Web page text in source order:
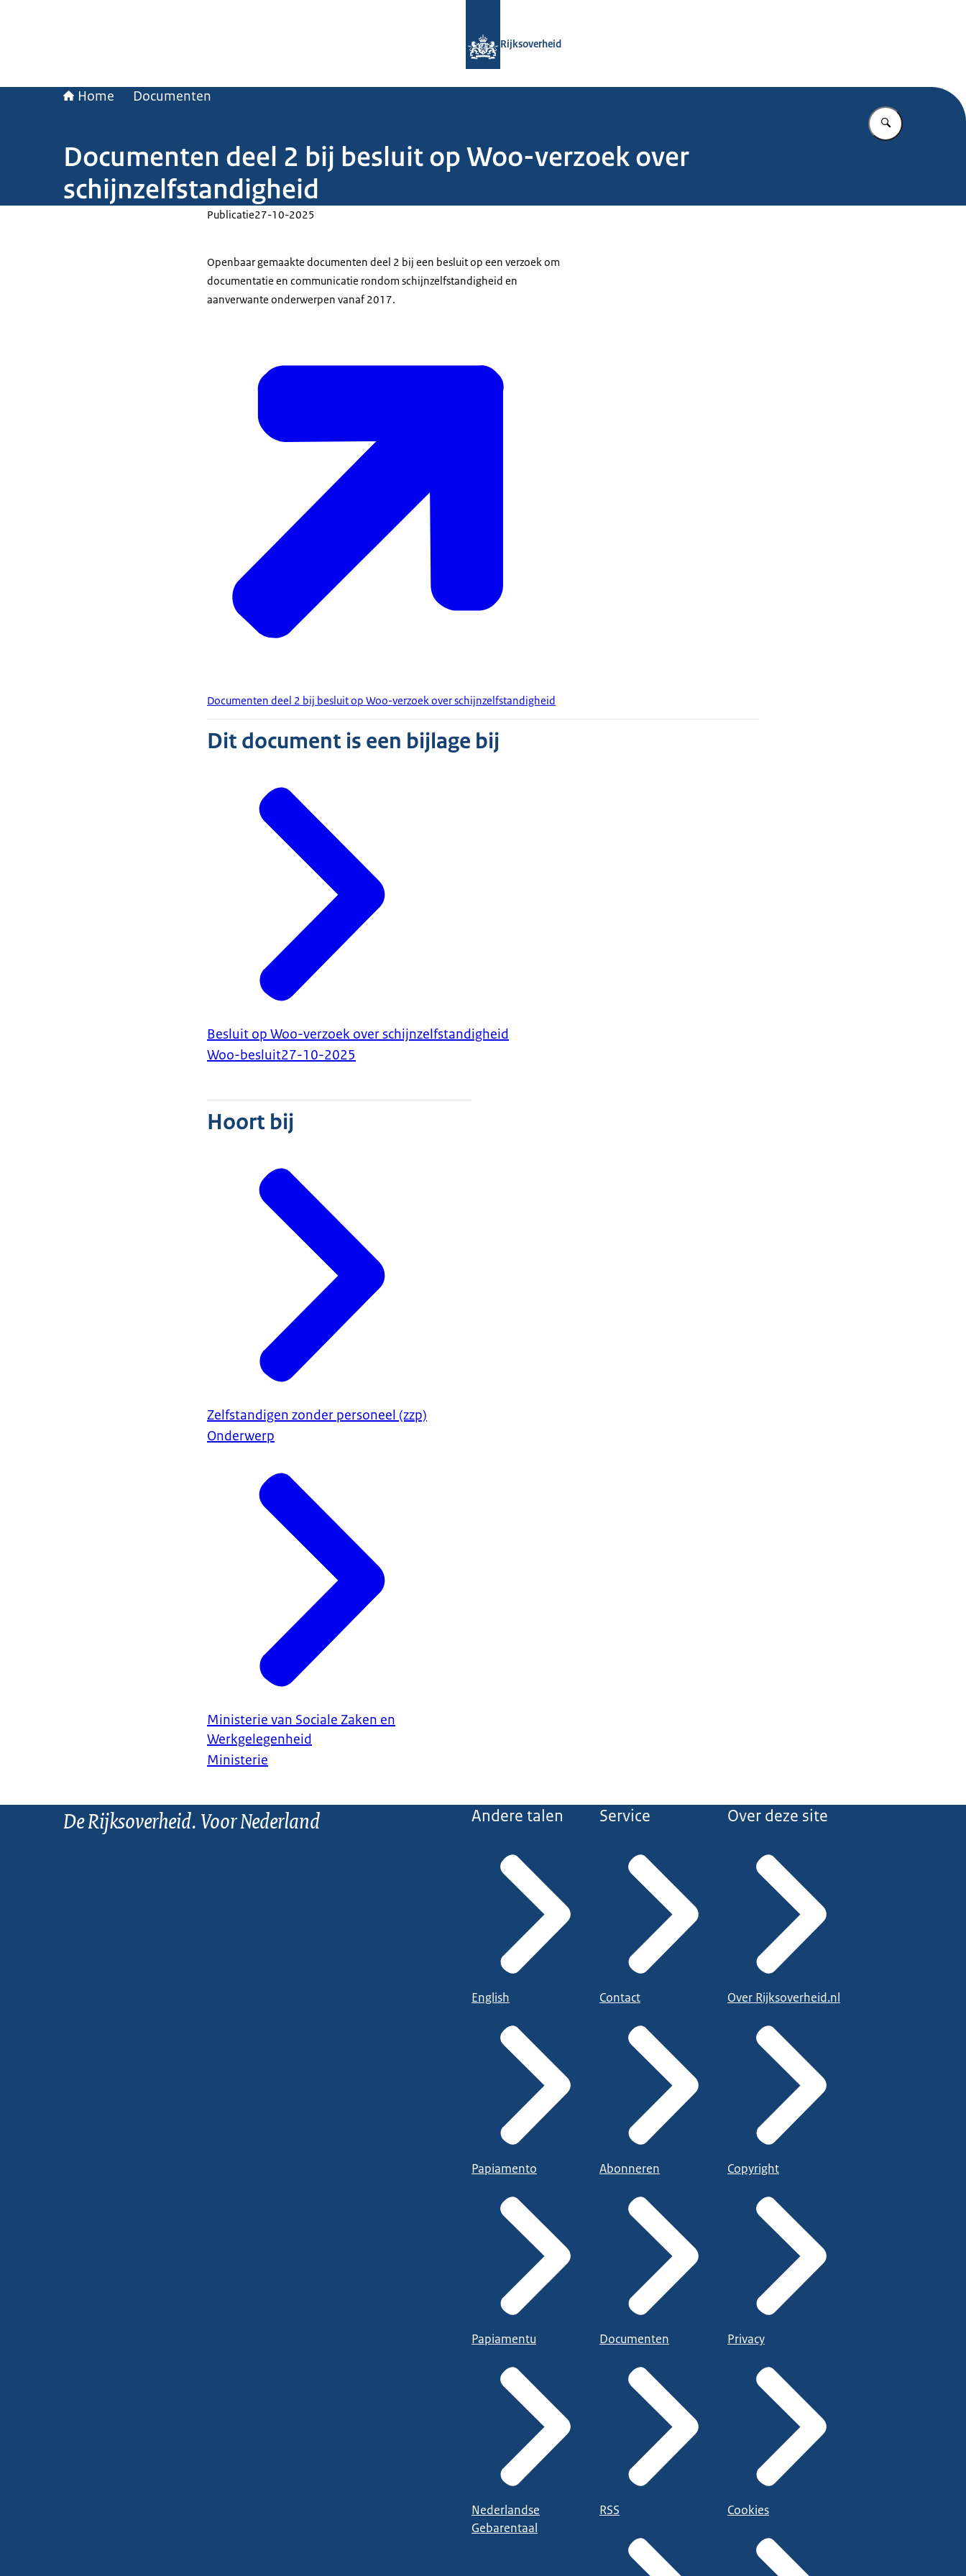
Rijksoverheid
Home Documenten
Vul in wat u
Documenten deel 2 bij besluit op Woo-verzoek over
schijnzelfstandigheid
Publicatie27-10-2025
Openbaar gemaakte documenten deel 2 bij een besluit op een verzoek om
documentatie en communicatie rondom schijnzelfstandigheid en
aanverwante onderwerpen vanaf 2017.
Documenten deel 2 bij besluit op Woo-verzoek over schijnzelfstandigheid
Dit document is een bijlage bij
Besluit op Woo-verzoek over schijnzelfstandigheid
Woo-besluit27-10-2025
Hoort bij
Zelfstandigen zonder personeel (zzp)
Onderwerp
Ministerie van Sociale Zaken en
Werkgelegenheid
Ministerie
De Rijksoverheid. Voor Nederland Andere talen
English
Papiamento
Papiamentu
Nederlandse
Gebarentaal
Service
Contact
Abonneren
Documenten
RSS
Over deze site
Over Rijksoverheid.nl
Copyright
Privacy
Cookies